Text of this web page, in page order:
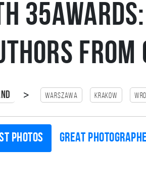
from
> Warszawa Krakow
photos Great